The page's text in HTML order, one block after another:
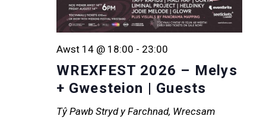
WREXFEST 2026 – Melys
+ Gwesteion | Guests
Awst 14 @ 18:00 - 23:00
Tŷ Pawb Stryd y Farchnad, Wrecsam